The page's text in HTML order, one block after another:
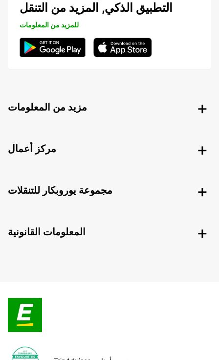
التطبيق الذكي, المزيد من التنقل
للمزيد من المعلومات
مزيد من المعلومات
مركز أعمال
مجموعة يوروبكار للتنقلات
المعلومات القانونية